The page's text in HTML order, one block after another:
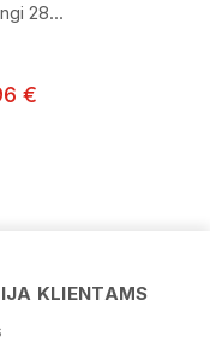
28...
€
KLIENTAMS